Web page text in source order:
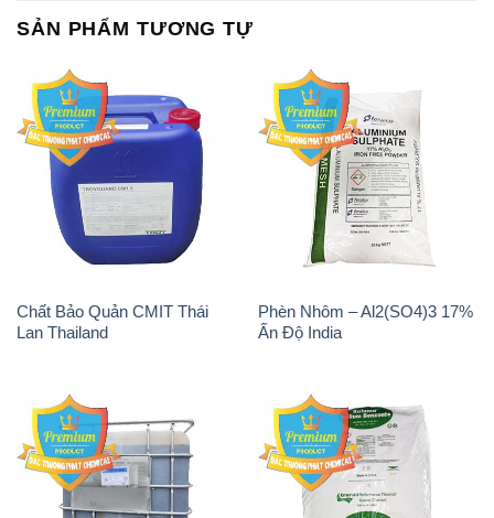
SẢN PHẨM TƯƠNG TỰ
Chất Bảo Quản CMIT Thái
Lan Thailand
Phèn Nhôm – Al2(SO4)3 17%
Ấn Độ India